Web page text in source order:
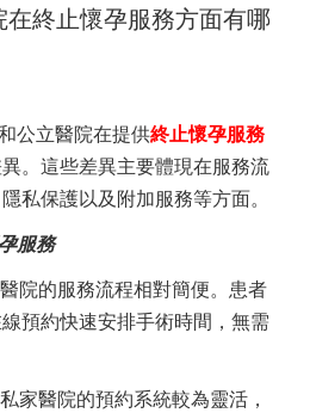
終止懷孕服務方面有哪
公立醫院在提供終止懷孕服務
。這些差異主要體現在服務流
私保護以及附加服務等方面。
服務
院的服務流程相對簡便。患者
預約快速安排手術時間，無需
家醫院的預約系統較為靈活，